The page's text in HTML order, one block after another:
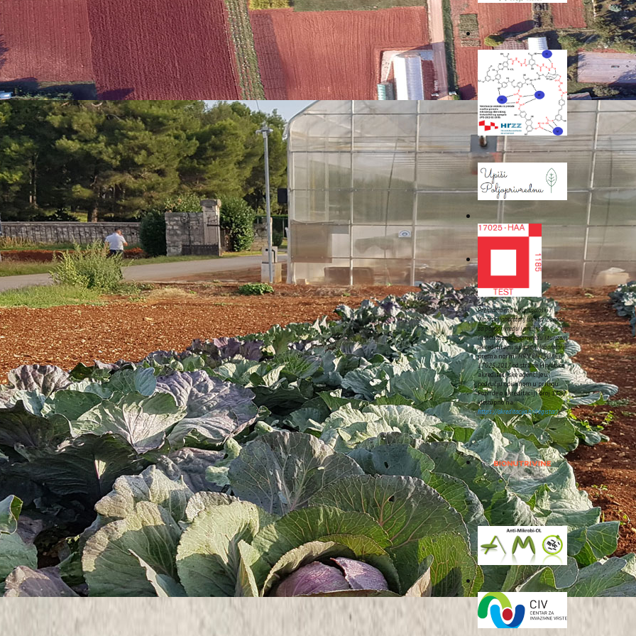
Sljedeće
Prehrambeno biotehnološki i
Vinarski laboratorij unutar Zavoda
za poljoprivredu i prehranu
Instituta za poljoprivredu i turizam
akreditirani suispitni laboratoriji
prema normiHRN EN ISO/IEC
17025:2017od strane Hrvatske
akreditacijske agencije u
području opisanom u prilogu
Potvrde o akreditaciji broj 1185
(dostupno na:
https://akreditacija.hr/registar/).